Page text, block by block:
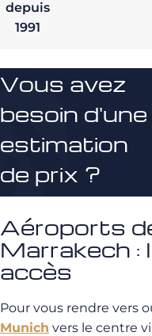
depuis
1991
Vous avez
besoin d'une
estimation
de prix ?
Aéroports
Marrakech :
accès
Pour vous rendre vers
Munich vers le centre